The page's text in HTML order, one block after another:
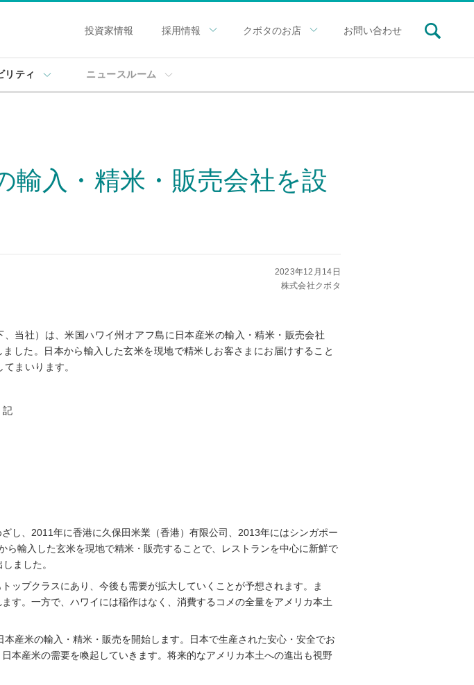
投資家情報 採用情報 クボタのお店 お問い合わせ
リティ ニュースルーム
輸入・精米・販売会社を設
2023年12月14日
株式会社クボタ
当社）は、米国ハワイ州オアフ島に日本産米の輸入・精米・販売会社
した。日本から輸入した玄米を現地で精米しお客さまにお届けすること
まいります。
記
し、2011年に香港に久保田米業（香港）有限公司、2013年にはシンガポー
輸入した玄米を現地で精米・販売することで、レストランを中心に新鮮で
ました。
ップクラスにあり、今後も需要が拡大していくことが予想されます。ま
す。一方で、ハワイには稲作はなく、消費するコメの全量をアメリカ本土
産米の輸入・精米・販売を開始します。日本で生産された安心・安全でお
本産米の需要を喚起していきます。将来的なアメリカ本土への進出も視野